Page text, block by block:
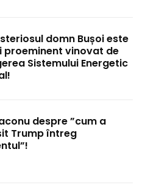
domn Bușoi este
proeminent vinovat de
Sistemului Energetic
despre ”cum a
Trump întreg